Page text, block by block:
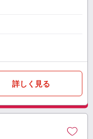
詳しく見る